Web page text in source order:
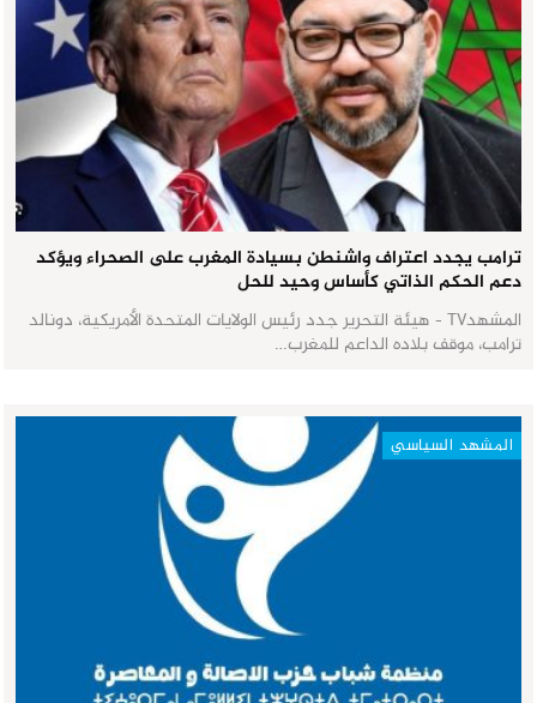
ترامب يجدد اعتراف واشنطن بسيادة المغرب على الصحراء ويؤكد
دعم الحكم الذاتي كأساس وحيد للحل
المشهدTV - هيئة التحرير جدد رئيس الولايات المتحدة الأمريكية، دونالد
ترامب، موقف بلاده الداعم للمغرب…
المشهد السياسي